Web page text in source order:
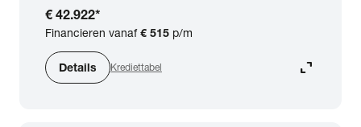
€ 42.922*
Financieren vanaf€ 515 p/m
Details Krediettabel expand_content